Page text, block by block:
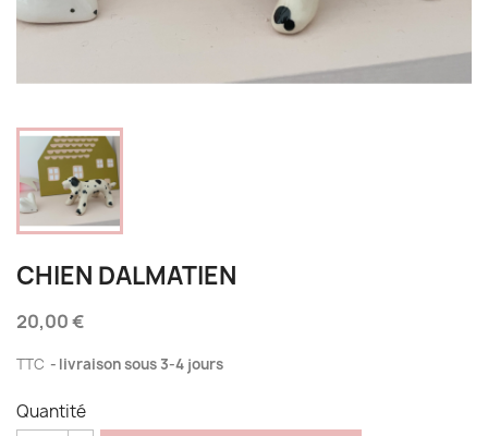
CHIEN DALMATIEN
20,00 €
TTC livraison sous 3-4 jours
Quantité